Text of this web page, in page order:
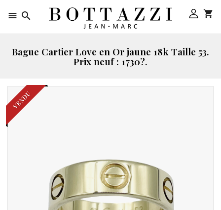
  
Bague Cartier Love en Or jaune 18k Taille 53.
Prix neuf : 1730?.
VENDU